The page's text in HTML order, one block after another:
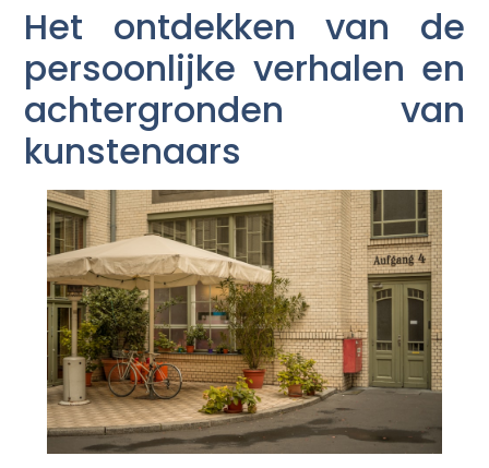
Het ontdekken van de
persoonlijke verhalen en
achtergronden van
kunstenaars